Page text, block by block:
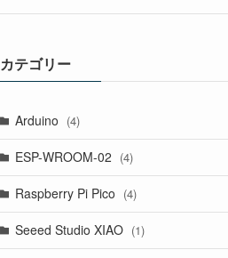
カテゴリー
Arduino (4)
ESP-WROOM-02 (4)
Raspberry Pi Pico (4)
Seeed Studio XIAO (1)